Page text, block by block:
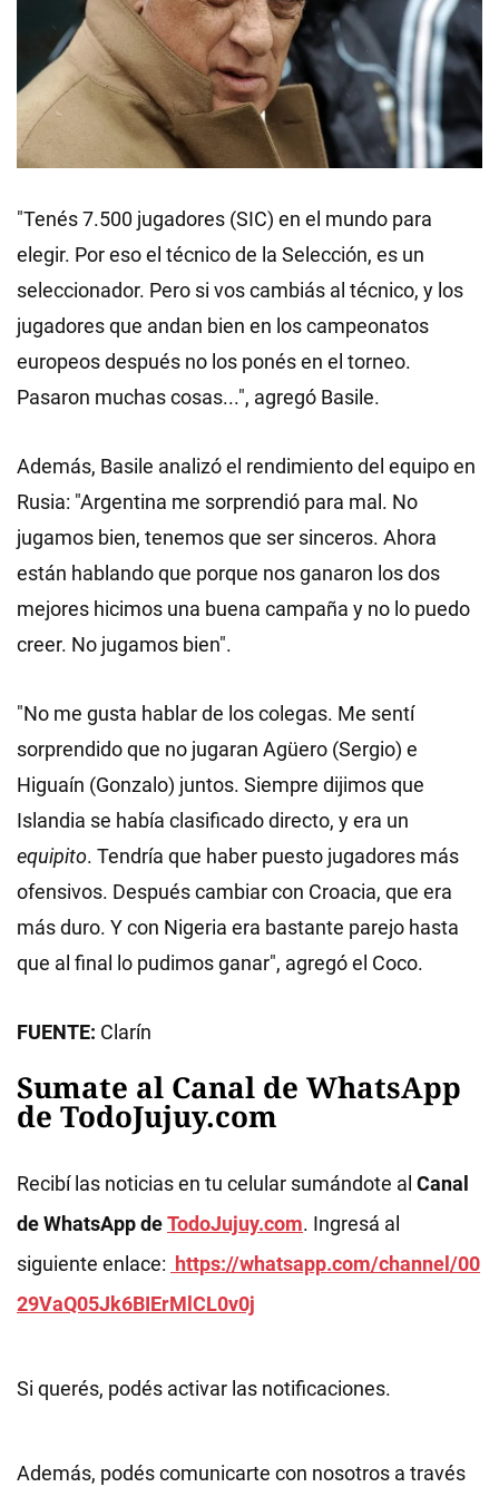
"Tenés 7.500 jugadores (SIC) en el mundo para
elegir. Por eso el técnico de la Selección, es un
seleccionador. Pero si vos cambiás al técnico, y los
jugadores que andan bien en los campeonatos
europeos después no los ponés en el torneo.
Pasaron muchas cosas...", agregó Basile.
Además, Basile analizó el rendimiento del equipo en
Rusia: "Argentina me sorprendió para mal. No
jugamos bien, tenemos que ser sinceros. Ahora
están hablando que porque nos ganaron los dos
mejores hicimos una buena campaña y no lo puedo
creer. No jugamos bien".
"No me gusta hablar de los colegas. Me sentí
sorprendido que no jugaran Agüero (Sergio) e
Higuaín (Gonzalo) juntos. Siempre dijimos que
Islandia se había clasificado directo, y era un
equipito. Tendría que haber puesto jugadores más
ofensivos. Después cambiar con Croacia, que era
más duro. Y con Nigeria era bastante parejo hasta
que al final lo pudimos ganar", agregó el Coco.
FUENTE: Clarín
Sumate al Canal de WhatsApp
de TodoJujuy.com
Recibí las noticias en tu celular sumándote al Canal
de WhatsApp deTodoJujuy.com. Ingresá al
siguiente enlace: https://whatsapp.com/channel/00
29VaQ05Jk6BIErMlCL0v0j
Si querés, podés activar las notificaciones.
Además, podés comunicarte con nosotros a través